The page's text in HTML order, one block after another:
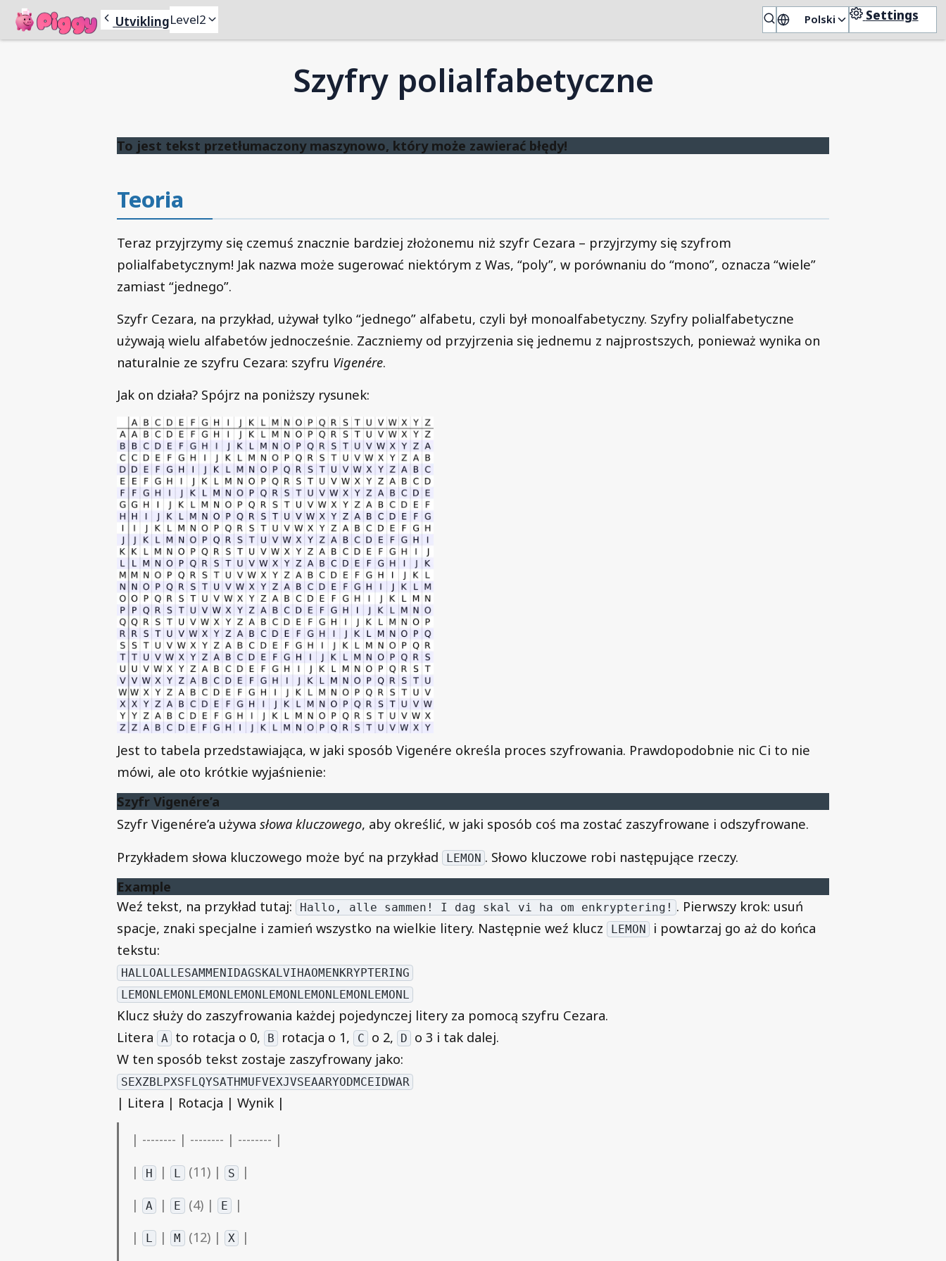
Piggy Utvikling Level1 🇵🇱 Polski Settings
Szyfry polialfabetyczne
To jest tekst przetłumaczony maszynowo, który może zawierać błędy!
Teoria
Teraz przyjrzymy się czemuś znacznie bardziej złożonemu niż szyfr Cezara – przyjrzymy się szyfrom
polialfabetycznym! Jak nazwa może sugerować niektórym z Was, “poly”, w porównaniu do “mono”, oznacza “wiele”
zamiast “jednego”.
Szyfr Cezara, na przykład, używał tylko “jednego” alfabetu, czyli był monoalfabetyczny. Szyfry polialfabetyczne
używają wielu alfabetów jednocześnie. Zaczniemy od przyjrzenia się jednemu z najprostszych, ponieważ wynika on
naturalnie ze szyfru Cezara: szyfru Vigenére.
Jak on działa? Spójrz na poniższy rysunek:
Jest to tabela przedstawiająca, w jaki sposób Vigenére określa proces szyfrowania. Prawdopodobnie nic Ci to nie
mówi, ale oto krótkie wyjaśnienie:
Szyfr Vigenére’a
Szyfr Vigenére’a używasłowa kluczowego, aby określić, w jaki sposób coś ma zostać zaszyfrowane i odszyfrowane.
Przykładem słowa kluczowego może być na przykład LEMON . Słowo kluczowe robi następujące rzeczy.
Example
Weź tekst, na przykład tutaj: Hallo, alle sammen! I dag skal vi ha om enkryptering! . Pierwszy krok: usuń
spacje, znaki specjalne i zamień wszystko na wielkie litery. Następnie weź klucz LEMON i powtarzaj go aż do końca
tekstu:
HALLOALLESAMMENIDAGSKALVIHAOMENKRYPTERING
LEMONLEMONLEMONLEMONLEMONLEMONLEMONLEMONL
Klucz służy do zaszyfrowania każdej pojedynczej litery za pomocą szyfru Cezara.
Litera A to rotacja o 0, B rotacja o 1, C o 2, D o 3 i tak dalej.
W ten sposób tekst zostaje zaszyfrowany jako:
SEXZBLPXSFLQYSATHMUFVEXJVSEAARYODMCEIDWAR
| Litera | Rotacja | Wynik |
| -------- | -------- | -------- |
|
H | L (11) | S
|
|
A | E (4) | E
|
|
L | M (12) | X
|